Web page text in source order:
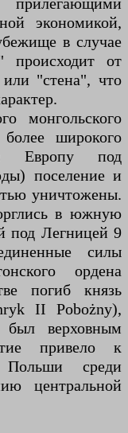
экономикой,
в случае
происходит от
"стена", что
монгольского
широкого
в Европу под
поселение и
уничтожены.
в южную
под Легницей 9
силы
ордена
погиб князь
II Pobożny),
верховным
привело к
Польши среди
центральной